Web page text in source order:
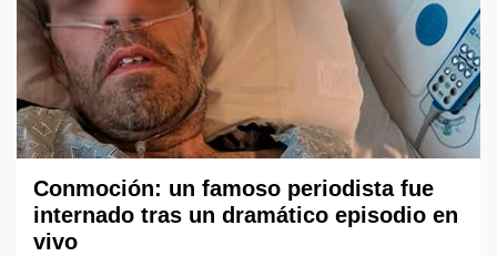
Conmoción: un famoso periodista fue
internado tras un dramático episodio en
vivo